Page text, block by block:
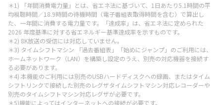
＊1) 「年間消費電力量」とは、省エネ法に基づいて、1日あたり5.1時間の平
均視聴時間／18.9時間の待機時間（電子番組表取得時間を含む）で算出し
た、一年間に消費する電力量です。「達成率」は、省エネ法に定められた
2026 年度基準に対する省エネルギー基準達成率を示すものです。
＊2) 8K放送の受信には対応していません。
＊3) タイムシフトマシン 「過去番組表」「始めにジャンプ」のご利用には、
ホームネットワーク（LAN）を構築し設定のうえ、別売の対応機器を接続す
る必要があります。
＊4) 本機能のご利用には別売のUSBハードディスクへの録画、またはタイム
シフトリンクで接続した別売のレグザタイムシフトマシン対応レコーダーや
別売のタイムシフトマシン対応レグザが必要です。
＊5)機能によってはインターネットへの接続が必要です。